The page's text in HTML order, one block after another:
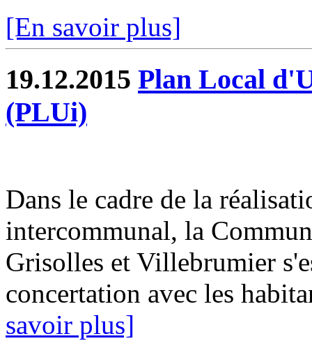
[En savoir plus]
19.12.2015 Plan Local
(PLUi)
Dans le cadre de la
intercommunal, la
Grisolles et Villebrumier
concertation avec les
savoir plus]